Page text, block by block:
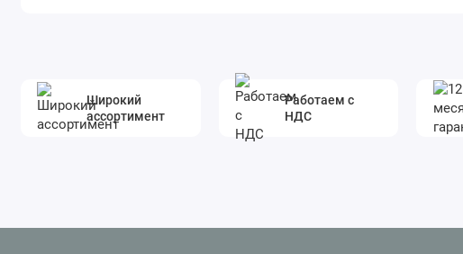
Широкий
ассортимент
Работаем с
НДС